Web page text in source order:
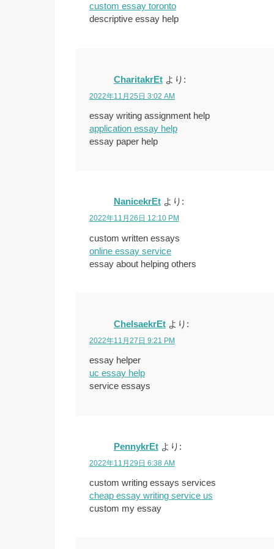
custom essay toronto
descriptive essay help
CharitakrEt より:
2022年11月25日 3:02 AM
essay writing assignment help
application essay help
essay paper help
NanicekrEt より:
2022年11月26日 12:10 PM
custom written essays
online essay service
essay about helping others
ChelsaekrEt より:
2022年11月27日 9:21 PM
essay helper
uc essay help
service essays
PennykrEt より:
2022年11月29日 6:38 AM
custom writing essays services
cheap essay writing service us
custom my essay